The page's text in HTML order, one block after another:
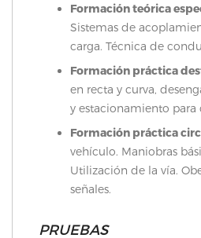
Formación teórica
Sistemas de
carga. Técnica de
Formación práctica
en recta y curva,
y estacionamiento para
Formación práctica
vehículo. Maniobras
Utilización de la vía.
señales.
PRUEBAS